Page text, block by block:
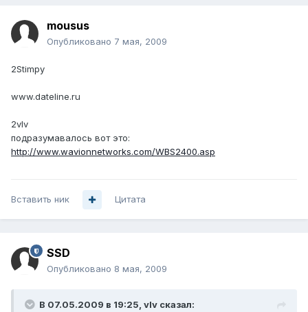
mousus
Опубликовано 7 мая, 2009
2Stimpy
www.dateline.ru
2vIv
подразумавалось вот это:
http://www.wavionnetworks.com/WBS2400.asp
Вставить ник Цитата
SSD
Опубликовано 8 мая, 2009
В 07.05.2009 в 19:25, vIv сказал: